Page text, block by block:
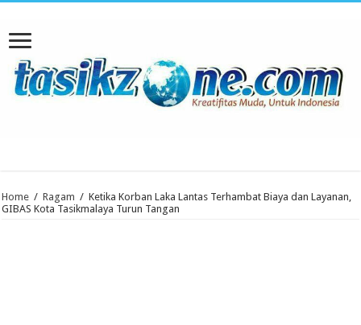
Home / Ragam / Ketika Korban Laka Lantas Terhambat Biaya dan Layanan,
GIBAS Kota Tasikmalaya Turun Tangan